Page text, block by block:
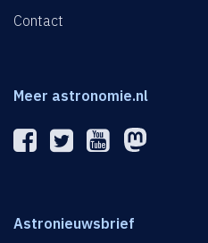
Contact
Meer astronomie.nl
Astronieuwsbrief